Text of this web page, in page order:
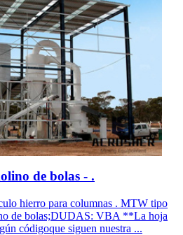
de bolas - .
hierro para columnas . MTW tipo
de bolas;DUDAS: VBA **La hoja
códigoque siguen nuestra ...